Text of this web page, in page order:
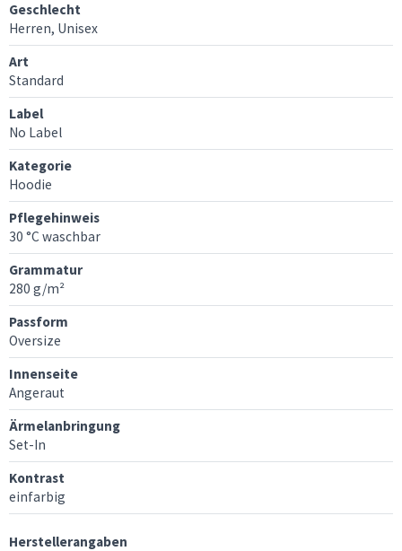
Geschlecht
Herren, Unisex
Art
Standard
Label
No Label
Kategorie
Hoodie
Pflegehinweis
30 °C waschbar
Grammatur
280 g/m²
Passform
Oversize
Innenseite
Angeraut
Ärmelanbringung
Set-In
Kontrast
einfarbig
Herstellerangaben